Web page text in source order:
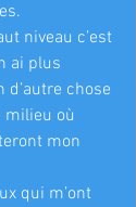
niveau c’est
ai plus
d’autre chose
milieu où
mon
qui m’ont